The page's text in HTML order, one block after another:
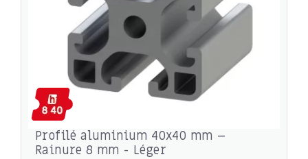
Profilé aluminium 40x40 mm –
Rainure 8 mm - Léger